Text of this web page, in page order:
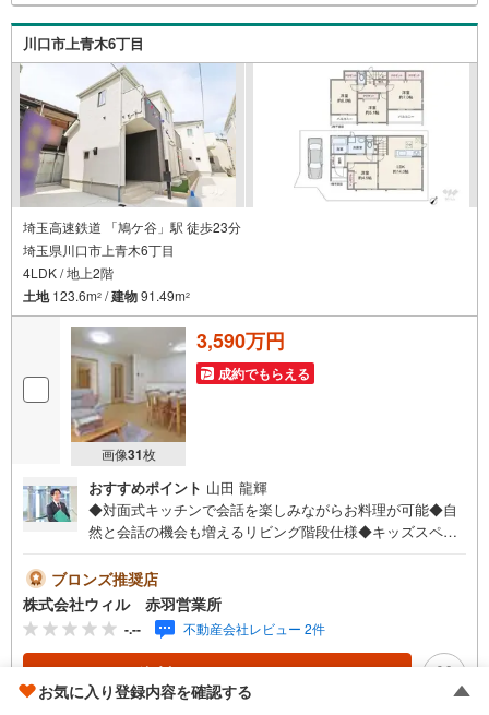
約ボタンよりご希望の日時をご記入いただけますとスムー
ズにご案内が可能です。～住宅ローン～諸費用込融資や築
年数の古い物件のローンも得意としており、最適な銀行を
ご提案します。～リフォーム～理想の間取り、テイストを
作り上げられます！リフォームプランナーの同行も可能で
す。
川口市上青木6丁目
埼玉高速鉄道 「鳩ケ谷」駅 徒歩23分
埼玉県川口市上青木6丁目
4LDK / 地上2階
土地123.6m2 /建物91.49m2
画像31枚
3,590万円
成約でもらえる
おすすめポイント 山田 龍輝
◆対面式キッチンで会話を楽しみながらお料理が可能◆自
然と会話の機会も増えるリビング階段仕様◆キッズスペー
もゆとりのある約7帖の主寝室◆全居室収納でスッキリとし
た住空間◆お掃除道具や日用品等の収納にも便利な廊下収
納有り◆洗濯物も乾きやすく採光も期待できる南東向きバ
ルコニー◆前面道路幅員約8mの公道に面し、お車の出し入
れもスムーズ◆同世代の家族やお子様が集まりやすい、全6
区画の分譲地◆「前川東小学校」まで徒歩約7分◆「イオン
モール川口」まで徒歩約10分【営業時間 10:00～19:00】上
ブロンズ推奨店
株式会社ウィル 赤羽営業所
-.-- 不動産会社レビュー 2件
資料をもらう（無料）
お気に入り登録内容を確認する